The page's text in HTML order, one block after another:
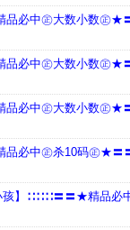
必中㊣大数小数㊣★
必中㊣大数小数㊣★
必中㊣大数小数㊣★
必中㊣杀10码㊣★〓
孩】∷∷∷〓〓★精品必